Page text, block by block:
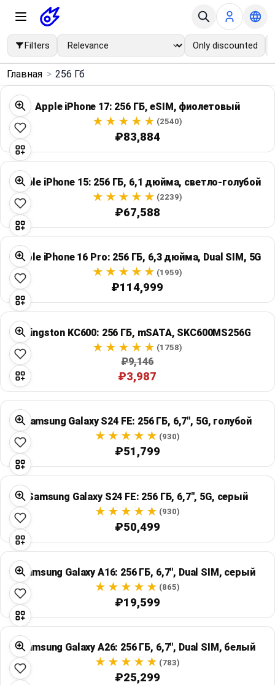
Filters Only discounted
Menu ×
Home
Search
Price Drops
Categories
Brands
Global Price Tracker
Compare
Plans & Pricing
Log in
Главная > 256 Гб
Apple iPhone 17: 256 ГБ, eSIM, фиолетовый
(2540)
₽83,884
Apple iPhone 15: 256 ГБ, 6,1 дюйма, светло-голубой
(2239)
₽67,588
Apple iPhone 16 Pro: 256 ГБ, 6,3 дюйма, Dual SIM, 5G
(1959)
₽114,999
Kingston KC600: 256 ГБ, mSATA, SKC600MS256G
(1758)
₽9,146
₽3,987
Samsung Galaxy S24 FE: 256 ГБ, 6,7", 5G, голубой
(930)
₽51,799
Samsung Galaxy S24 FE: 256 ГБ, 6,7", 5G, серый
(930)
₽50,499
Samsung Galaxy A16: 256 ГБ, 6,7", Dual SIM, серый
(865)
₽19,599
Samsung Galaxy A26: 256 ГБ, 6,7", Dual SIM, белый
(783)
₽25,299